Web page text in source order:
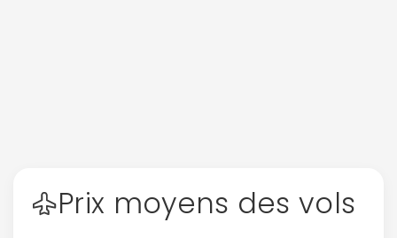
Prix moyens des vols